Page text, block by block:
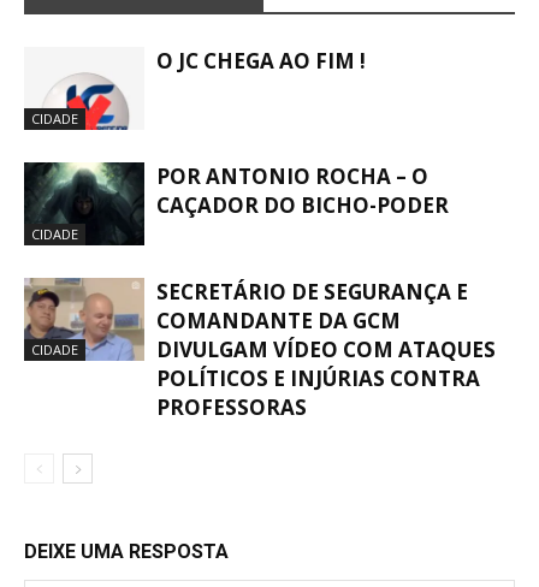
CIDADE
O JC CHEGA AO FIM !
CIDADE
POR ANTONIO ROCHA – O
CAÇADOR DO BICHO-PODER
CIDADE
SECRETÁRIO DE SEGURANÇA E
COMANDANTE DA GCM
DIVULGAM VÍDEO COM ATAQUES
POLÍTICOS E INJÚRIAS CONTRA
PROFESSORAS
DEIXE UMA RESPOSTA